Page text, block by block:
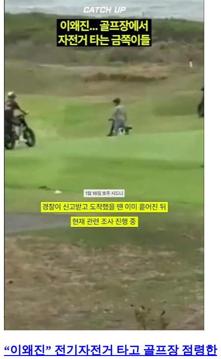
“이왜진” 전기자전거 타고 골프장 점령한